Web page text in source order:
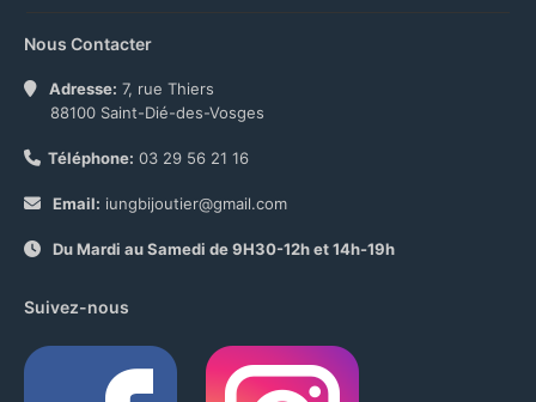
Nous Contacter
Adresse: 7, rue Thiers
88100 Saint-Dié-des-Vosges
Téléphone: 03 29 56 21 16
Email: iungbijoutier@gmail.com
Du Mardi au Samedi de 9H30-12h et 14h-19h
Suivez-nous